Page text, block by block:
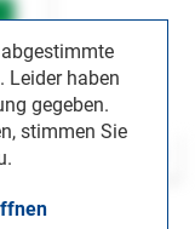
Leider haben
gegeben.
stimmen Sie